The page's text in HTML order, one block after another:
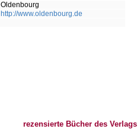
Oldenbourg
http://www.oldenbourg.de
rezensierte Bücher des Verlags